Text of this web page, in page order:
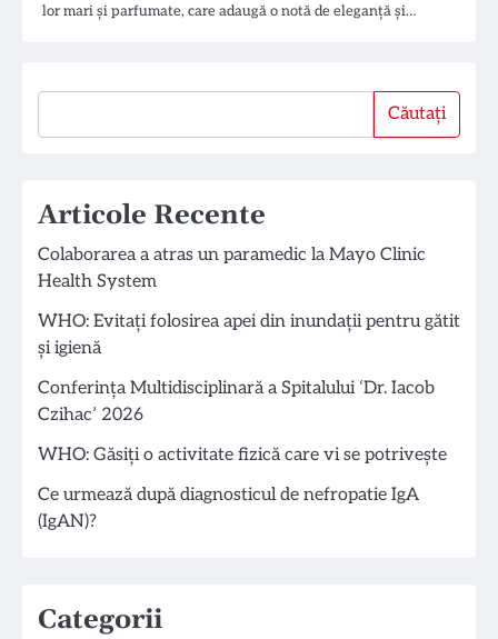
lor mari și parfumate, care adaugă o notă de eleganță și…
Căutați
Articole Recente
Colaborarea a atras un paramedic la Mayo Clinic
Health System
WHO: Evitați folosirea apei din inundații pentru gătit
și igienă
Conferința Multidisciplinară a Spitalului ‘Dr. Iacob
Czihac’ 2026
WHO: Găsiți o activitate fizică care vi se potrivește
Ce urmează după diagnosticul de nefropatie IgA
(IgAN)?
Categorii